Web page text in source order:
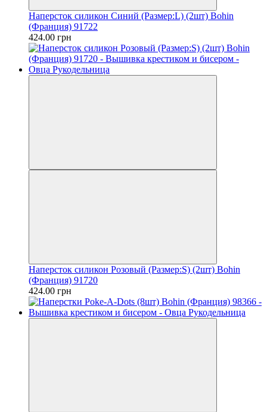
Наперсток силикон Синий (Размер:L) (2шт) Bohin
(Франция) 91722
424.00 грн
Наперсток силикон Розовый (Размер:S) (2шт) Bohin
(Франция) 91720
424.00 грн